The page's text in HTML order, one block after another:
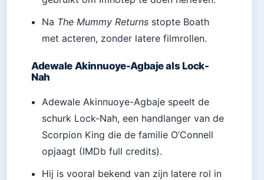
Na The Mummy Returns stopte Boath
met acteren, zonder latere filmrollen.
Adewale Akinnuoye-Agbaje als Lock-
Nah
Adewale Akinnuoye-Agbaje speelt de
schurk Lock-Nah, een handlanger van de
Scorpion King die de familie O’Connell
opjaagt (IMDb full credits).
Hij is vooral bekend van zijn latere rol in